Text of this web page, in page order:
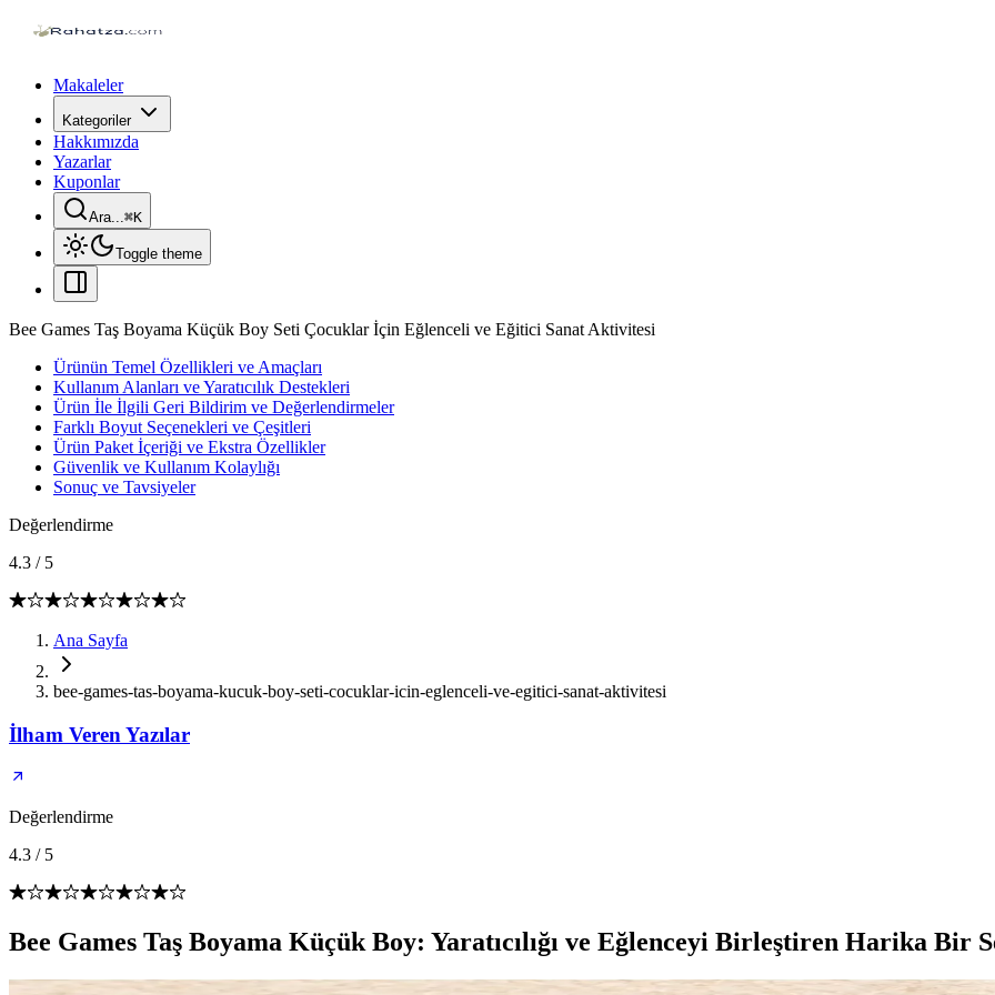
Makaleler
Kategoriler
Hakkımızda
Yazarlar
Kuponlar
Ara...⌘K
Toggle theme
Bee Games Taş Boyama Küçük Boy Seti Çocuklar İçin Eğlenceli ve Eğitici Sanat Aktivitesi
Ürünün Temel Özellikleri ve Amaçları
Kullanım Alanları ve Yaratıcılık Destekleri
Ürün İle İlgili Geri Bildirim ve Değerlendirmeler
Farklı Boyut Seçenekleri ve Çeşitleri
Ürün Paket İçeriği ve Ekstra Özellikler
Güvenlik ve Kullanım Kolaylığı
Sonuç ve Tavsiyeler
Değerlendirme
4.3 / 5
Ana Sayfa
bee-games-tas-boyama-kucuk-boy-seti-cocuklar-icin-eglenceli-ve-egitici-sanat-aktivitesi
İlham Veren Yazılar
Değerlendirme
4.3 / 5
Bee Games Taş Boyama Küçük Boy: Yaratıcılığı ve Eğlenceyi Birleştiren Harika Bir